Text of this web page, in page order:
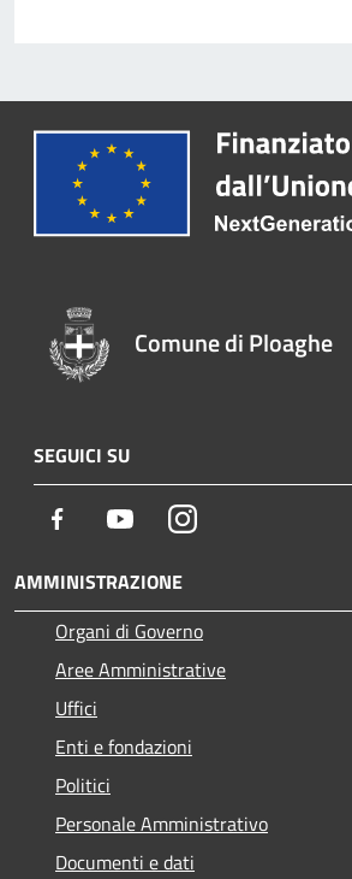
Comune di Ploaghe
SEGUICI SU
Facebook YoutubeInstagram
AMMINISTRAZIONE
Organi di Governo
Aree Amministrative
Uffici
Enti e fondazioni
Politici
Personale Amministrativo
Documenti e dati